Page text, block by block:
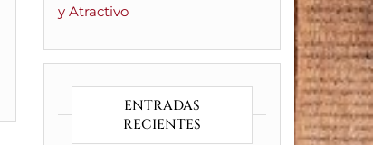
y Atractivo
ENTRADAS
RECIENTES